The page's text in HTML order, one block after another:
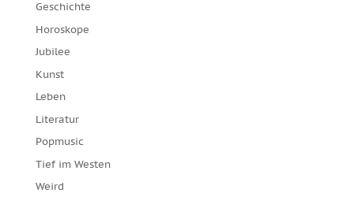
Geschichte
Horoskope
Jubilee
Kunst
Leben
Literatur
Popmusic
Tief im Westen
Weird